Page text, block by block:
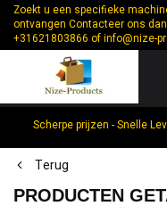
Zoekt u een specifieke
ontvangen Contacteer ons
+31621803866 ofinfo@nize-
Scherpe prijzen - Snelle
Terug
PRODUCTEN